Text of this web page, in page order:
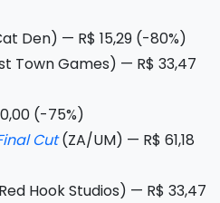
Den) — R$ 15,29 (-80%)
Town Games) — R$ 33,47
(-75%)
Cut(ZA/UM) — R$ 61,18
Hook Studios) — R$ 33,47